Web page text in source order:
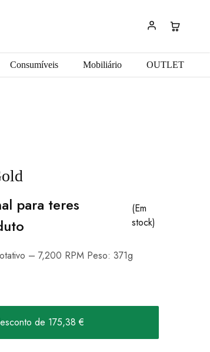
Consumíveis Mobiliário OUTLET
para teres
(Em
stock)
– 7,200 RPM Peso: 371g
de 175,38 €